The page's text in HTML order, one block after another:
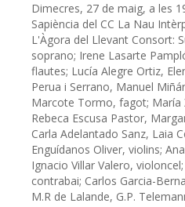
Dimecres, 27 de maig, a les
Sapiència del CC La Nau
L'Àgora del Llevant Consort:
soprano; Irene Lasarte
flautes; Lucía Alegre Ortiz,
Perua i Serrano, Manuel
Marcote Tormo, fagot; María
Rebeca Escusa Pastor,
Carla Adelantado Sanz, Laia
Enguídanos Oliver, violins;
Ignacio Villar Valero,
contrabai; Carlos Garcia-
M.R de Lalande, G.P.